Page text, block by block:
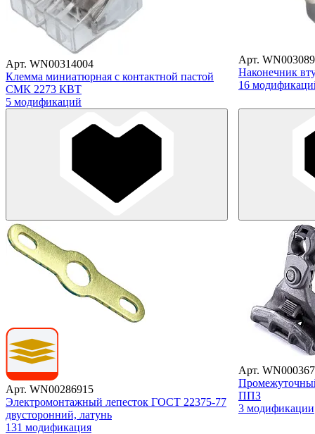
Арт. WN00314004
Клемма миниатюрная с контактной пастой
СМК 2273 КВТ
5 модификаций
Арт.
Наконечник
16
Арт. WN00286915
Электромонтажный лепесток ГОСТ 22375-77
двусторонний, латунь
131 модификация
Арт.
ППЗ
3 модификации